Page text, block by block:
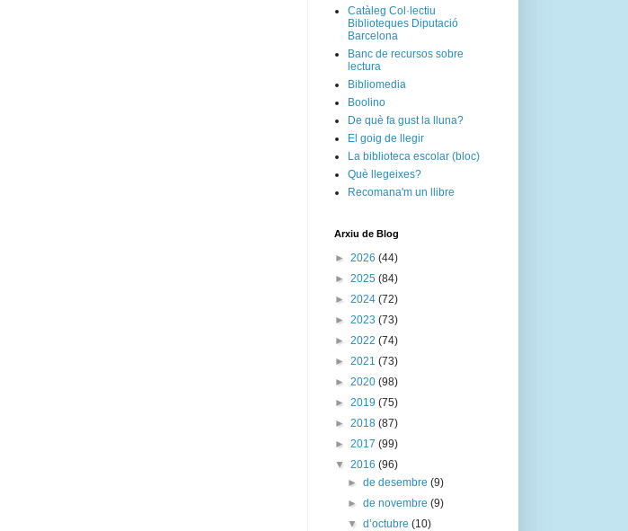
Catàleg Col·lectiu
Biblioteques Diputació
Barcelona
Banc de recursos sobre
lectura
Bibliomedia
Boolino
De què fa gust la lluna?
El goig de llegir
La biblioteca escolar (bloc)
Què llegeixes?
Recomana'm un llibre
Arxiu de Blog
► 2026 (44)
► 2025 (84)
► 2024 (72)
► 2023 (73)
► 2022 (74)
► 2021 (73)
► 2020 (98)
► 2019 (75)
► 2018 (87)
► 2017 (99)
▼ 2016 (96)
►de desembre(9)
►de novembre(9)
▼d’octubre(10)